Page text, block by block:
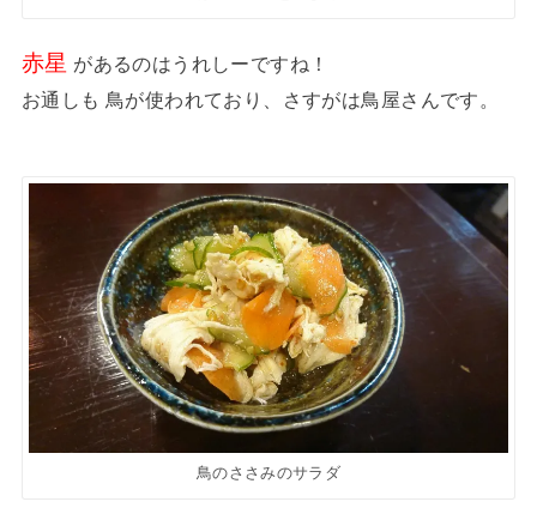
赤星 があるのはうれしーですね！
お通しも 鳥が使われており、さすがは鳥屋さんです。
鳥のささみのサラダ